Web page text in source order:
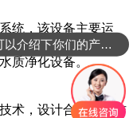
统，该设备主要运
凝聚、气浮、撇渣、
质净化设备。
术，设计合理、操作
可以介绍下你们的产品么